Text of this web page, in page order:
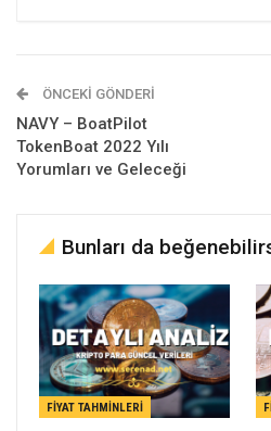
ÖNCEKI GÖNDERI
NAVY – BoatPilot
TokenBoat 2022 Yılı
Yorumları ve Geleceği
Bunları da
FIYAT TAHMINLERI